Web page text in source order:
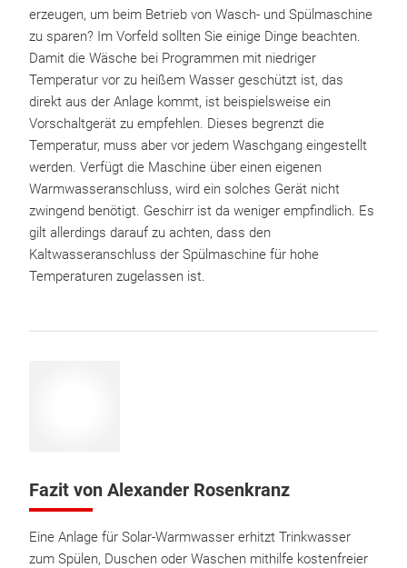
erzeugen, um beim Betrieb von Wasch- und Spülmaschine
zu sparen? Im Vorfeld sollten Sie einige Dinge beachten.
Damit die Wäsche bei Programmen mit niedriger
Temperatur vor zu heißem Wasser geschützt ist, das
direkt aus der Anlage kommt, ist beispielsweise ein
Vorschaltgerät zu empfehlen. Dieses begrenzt die
Temperatur, muss aber vor jedem Waschgang eingestellt
werden. Verfügt die Maschine über einen eigenen
Warmwasseranschluss, wird ein solches Gerät nicht
zwingend benötigt. Geschirr ist da weniger empfindlich. Es
gilt allerdings darauf zu achten, dass den
Kaltwasseranschluss der Spülmaschine für hohe
Temperaturen zugelassen ist.
Fazit von Alexander Rosenkranz
Eine Anlage für Solar-Warmwasser erhitzt Trinkwasser
zum Spülen, Duschen oder Waschen mithilfe kostenfreier